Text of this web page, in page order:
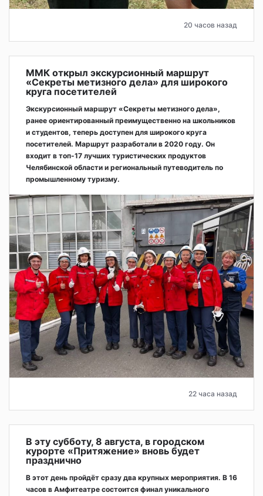
20 часов назад
ММК открыл экскурсионный маршрут
«Секреты метизного дела» для широкого
круга посетителей
Экскурсионный маршрут «Секреты метизного дела»,
ранее ориентированный преимущественно на школьников
и студентов, теперь доступен для широкого круга
посетителей. Маршрут разработали в 2020 году. Он
входит в топ-17 лучших туристических продуктов
Челябинской области и региональный путеводитель по
промышленному туризму.
22 часа назад
В эту субботу, 8 августа, в городском
курорте «Притяжение» вновь будет
празднично
В этот день пройдёт сразу два крупных мероприятия. В 16
часов в Амфитеатре состоится финал уникального